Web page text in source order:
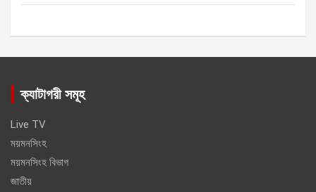
ক্যাটাগরী সমূহ
Live TV
ময়মনসিংহ
ময়মনসিংহ বিভাগ
জাতীয়